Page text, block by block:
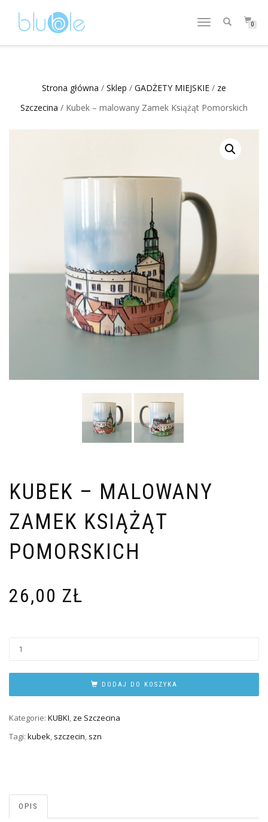
WŁĄCZ
0
Strona główna / Sklep / GADŻETY MIEJSKIE / ze
Szczecina / Kubek – malowany Zamek Książąt Pomorskich
KUBEK – MALOWANY
ZAMEK KSIĄŻĄT
POMORSKICH
26,00 ZŁ
DODAJ DO KOSZYKA
Kategorie: KUBKI, ze Szczecina
Tagi: kubek, szczecin, szn
OPIS